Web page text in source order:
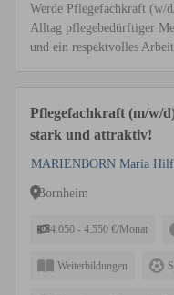
Werde Pflegefachkraft (w/
Alltag pflegebedürftiger
und ein respektvolles
Pflegefachkraft (m/w/
stark und attraktiv!
MARIENBORN Maria Hilf
Bornheim
4.050 - 4.550 €/Monat
Weiterbildungen